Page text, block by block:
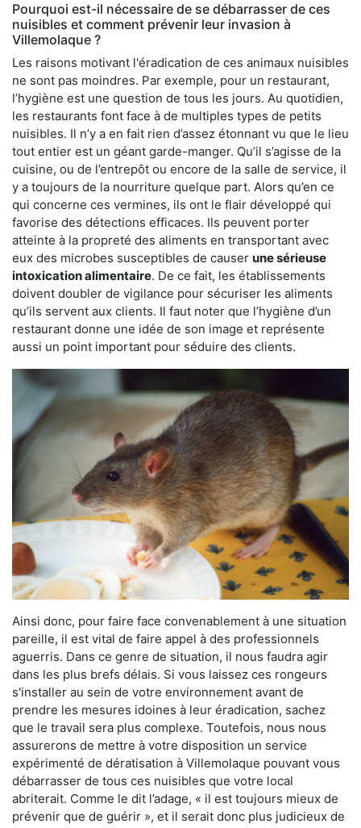
Pourquoi est-il nécessaire de se débarrasser de ces
nuisibles et comment prévenir leur invasion à
Villemolaque ?
Les raisons motivant l'éradication de ces animaux nuisibles
ne sont pas moindres. Par exemple, pour un restaurant,
l’hygiène est une question de tous les jours. Au quotidien,
les restaurants font face à de multiples types de petits
nuisibles. Il n’y a en fait rien d’assez étonnant vu que le lieu
tout entier est un géant garde-manger. Qu’il s’agisse de la
cuisine, ou de l’entrepôt ou encore de la salle de service, il
y a toujours de la nourriture quelque part. Alors qu’en ce
qui concerne ces vermines, ils ont le flair développé qui
favorise des détections efficaces. Ils peuvent porter
atteinte à la propreté des aliments en transportant avec
eux des microbes susceptibles de causer une sérieuse
intoxication alimentaire. De ce fait, les établissements
doivent doubler de vigilance pour sécuriser les aliments
qu’ils servent aux clients. Il faut noter que l’hygiène d’un
restaurant donne une idée de son image et représente
aussi un point important pour séduire des clients.
Ainsi donc, pour faire face convenablement à une situation
pareille, il est vital de faire appel à des professionnels
aguerris. Dans ce genre de situation, il nous faudra agir
dans les plus brefs délais. Si vous laissez ces rongeurs
s'installer au sein de votre environnement avant de
prendre les mesures idoines à leur éradication, sachez
que le travail sera plus complexe. Toutefois, nous nous
assurerons de mettre à votre disposition un service
expérimenté de dératisation à Villemolaque pouvant vous
débarrasser de tous ces nuisibles que votre local
abriterait. Comme le dit l’adage, « il est toujours mieux de
prévenir que de guérir », et il serait donc plus judicieux de